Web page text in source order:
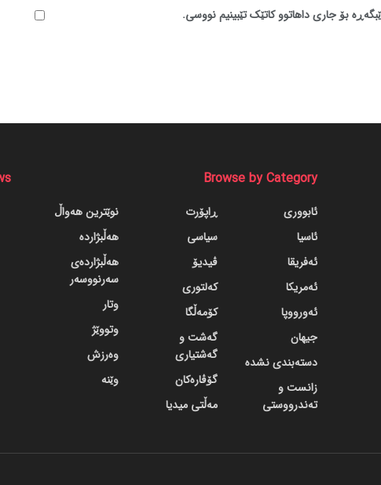
بۆ جاری داهاتوو کاتێک تێبینیم نووسی.
Browse by Category
ئابووری
ئاسیا
ئەفریقا
ئەمریکا
ئەورووپا
جیهان
دسته‌بندی نشده
زانست و
تەندرووستی
ڕاپۆرت
سیاسی
ڤیدیۆ
کەلتوری
کۆمەڵگا
گه‌شت و
گه‌شتیاری
گۆڤاره‌کان
مەڵتی میدیا
نوێترین هەواڵ
هەڵبژاردە
هەڵبژاردەی
سەرنووسەر
وتار
وتووێژ
وەرزش
وێنە